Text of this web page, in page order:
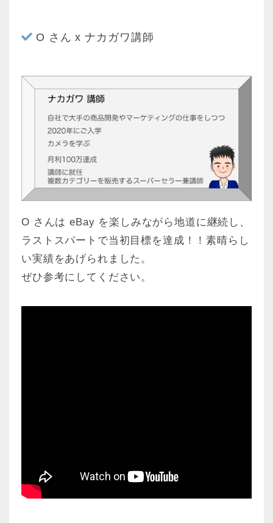
O さん x ナカガワ講師
O さんは eBay を楽しみながら地道に継続し、
ラストスパートで当初目標を達成！！素晴らし
い実績をあげられました。
ぜひ参考にしてください。